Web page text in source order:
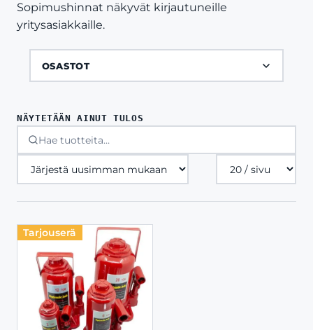
Sopimushinnat näkyvät kirjautuneille
yritysasiakkaille.
OSASTOT
NÄYTETÄÄN AINUT TULOS
Tuotteita
sivulla
Tarjouserä